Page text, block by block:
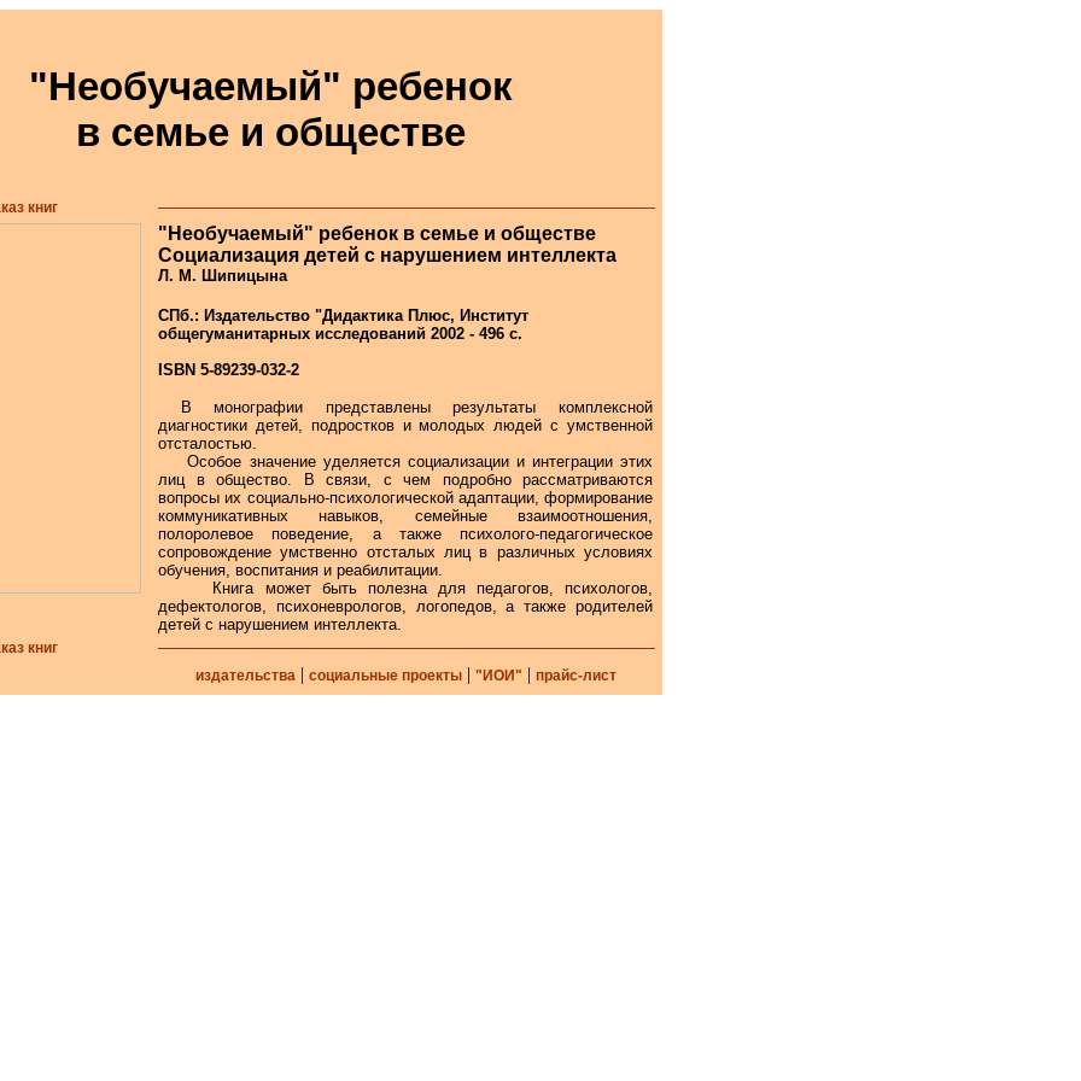
"Необучаемый" ребенок
в семье и обществе
книг
"Необучаемый" ребенок в семье и обществе
Социализация детей с нарушением интеллекта
Л. М. Шипицына
СПб.: Издательство "Дидактика Плюс, Институт
общегуманитарных исследований 2002 - 496 с.
ISBN 5-89239-032-2
В монографии представлены результаты комплексной
диагностики детей, подростков и молодых людей с умственной
отсталостью.
Особое значение уделяется социализации и интеграции этих
лиц в общество. В связи, с чем подробно рассматриваются
вопросы их социально-психологической адаптации, формирование
коммуникативных навыков, семейные взаимоотношения,
полоролевое поведение, а также психолого-педагогическое
сопровождение умственно отсталых лиц в различных условиях
обучения, воспитания и реабилитации.
Книга может быть полезна для педагогов, психологов,
дефектологов, психоневрологов, логопедов, а также родителей
детей с нарушением интеллекта.
книг
издательства | социальные проекты| "ИОИ" | прайс-лист